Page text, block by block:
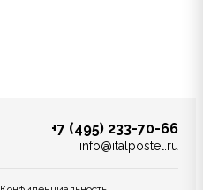
+7 (495) 233-70-66
info@italpostel.ru